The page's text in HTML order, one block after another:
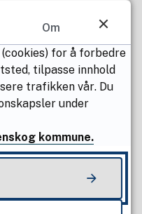
som oppleves
gjøre noe for andre
Å gjøre noe
Om
for å forbedre
tilpasse innhold
trafikken vår. Du
under
kommune.